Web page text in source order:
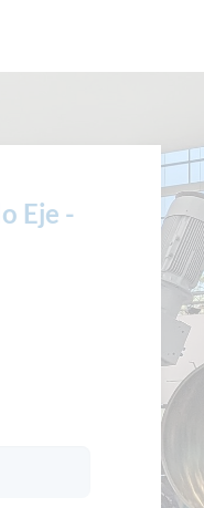
Eje -